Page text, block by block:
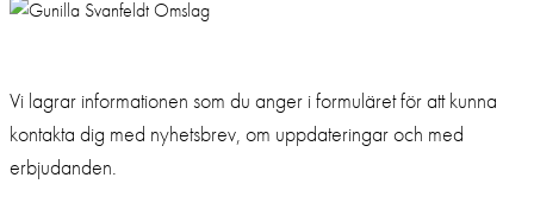
Vi lagrar informationen som du anger i formuläret för att kunna
kontakta dig med nyhetsbrev, om uppdateringar och med
erbjudanden.